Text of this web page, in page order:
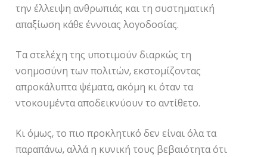
την έλλειψη ανθρωπιάς και τη συστηματική
απαξίωση κάθε έννοιας λογοδοσίας.
Τα στελέχη της υποτιμούν διαρκώς τη
νοημοσύνη των πολιτών, εκστομίζοντας
απροκάλυπτα ψέματα, ακόμη κι όταν τα
ντοκουμέντα αποδεικνύουν το αντίθετο.
Κι όμως, το πιο προκλητικό δεν είναι όλα τα
παραπάνω, αλλά η κυνική τους βεβαιότητα ότι